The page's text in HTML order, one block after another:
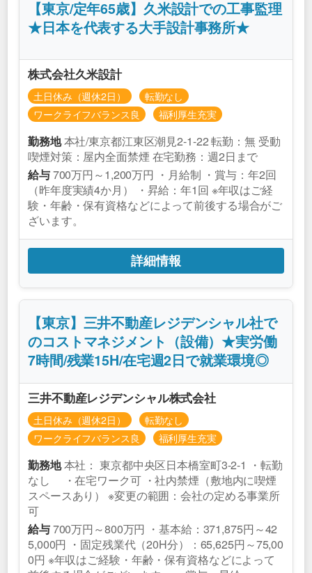
【東京/定年65歳】久米設計での工事監理
★日本を代表する大手設計事務所★
株式会社久米設計
土日休み（週休2日）
転勤なし
ワークライフバランス良
福利厚生充実
勤務地本社/東京都江東区潮見2-1-22 転勤：無 受動
喫煙対策：屋内全面禁煙 在宅勤務：週2日まで
給与700万円～1,200万円 ・月給制 ・賞与：年2回
（昨年度実績4か月） ・昇給：年1回 ※年収はご経
験・年齢・保有資格などによって前後する場合がご
ざいます。
詳細情報
【東京】三井不動産レジデンシャル社で
のコストマネジメント（設備）★実労働
7時間/残業15H/在宅週2日で就業環境◎
三井不動産レジデンシャル株式会社
土日休み（週休2日）
転勤なし
ワークライフバランス良
福利厚生充実
勤務地本社： 東京都中央区日本橋室町3-2-1 ・転勤
なし ・在宅ワーク可 ・社内禁煙（敷地内に喫煙
スペースあり） ※変更の範囲：会社の定める事業所
可
給与700万円～800万円 ・基本給：371,875円～42
5,000円 ・固定残業代（20H分）：65,625円～75,00
0円 ※年収はご経験・年齢・保有資格などによって